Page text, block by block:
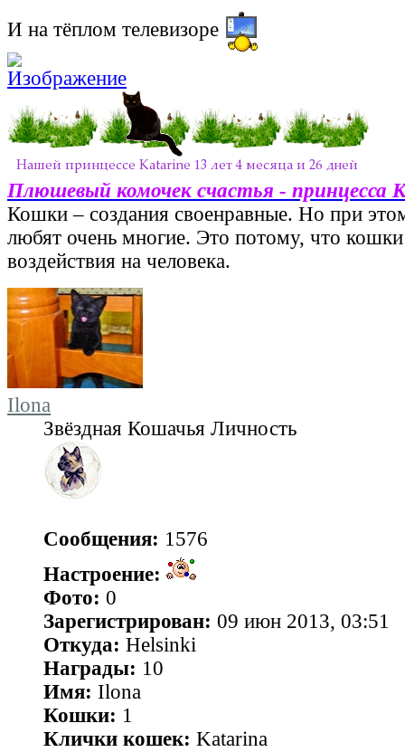
И на тёплом телевизоре
Плюшевый комочек счастья - принцесса
Кошки – создания своенравные. Но при
любят очень многие. Это потому, что кошки
воздействия на человека.
Ilona
Звёздная Кошачья Личность
Сообщения: 1576
Настроение:
Фото: 0
Зарегистрирован: 09 июн 2013, 03:51
Откуда: Helsinki
Награды: 10
Имя: Ilona
Кошки: 1
Клички кошек: Katarina